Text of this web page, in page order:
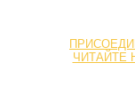
ЧИТАЙТЕ